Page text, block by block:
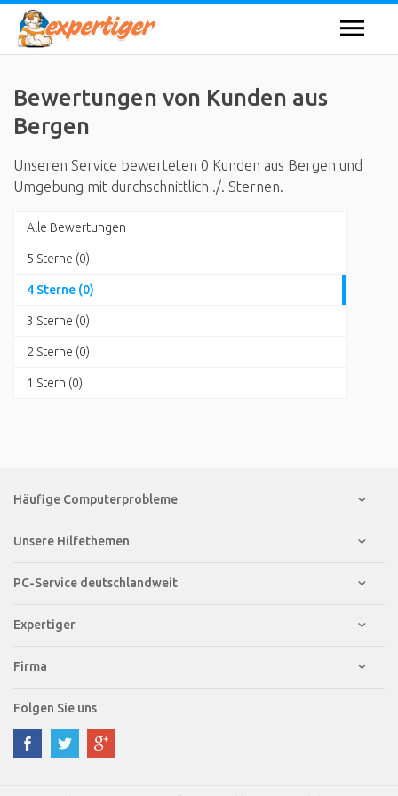
Bewertungen von Kunden aus
Bergen
Unseren Service bewerteten 0 Kunden aus Bergen und
Umgebung mit durchschnittlich ./. Sternen.
Alle Bewertungen
5 Sterne (0)
4 Sterne (0)
3 Sterne (0)
2 Sterne (0)
1 Stern (0)
Häufige Computerprobleme
Unsere Hilfethemen
PC-Service deutschlandweit
Expertiger
Firma
Folgen Sie uns